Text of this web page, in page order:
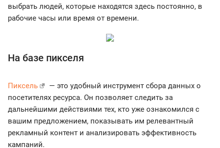
выбрать людей, которые находятся здесь постоянно, в
рабочие часы или время от времени.
На базе пикселя
Пиксель
— это удобный инструмент сбора данных о
посетителях ресурса. Он позволяет следить за
дальнейшими действиями тех, кто уже ознакомился с
вашим предложением, показывать им релевантный
рекламный контент и анализировать эффективность
кампаний.